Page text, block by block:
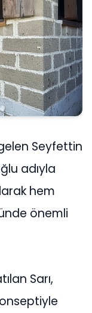
Seyfettin
adıyla
hem
önemli
Sarı,